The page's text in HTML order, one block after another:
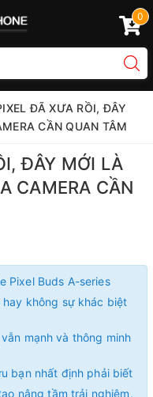
0
ĐÃ XƯA RỒI, ĐÂY
CẦN QUAN TÂM
ĐÂY MỚI LÀ
CAMERA CẦN
Pixel Buds A-series
hay không sự khác biệt
mạnh và thông minh
bạn nhất định phải biết
nâng tầm trải nghiệm,